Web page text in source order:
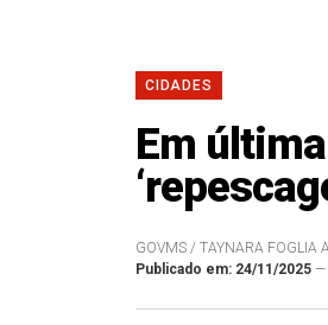
CIDADES
Em
GOVMS / TAYNARA FOGLIA
Publicado em: 24/11/2025 —